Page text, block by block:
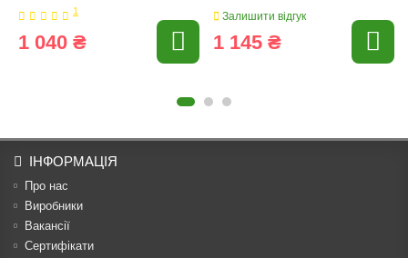
1
1 040 ₴
Залишити відгук
1 145 ₴
ІНФОРМАЦІЯ
Про нас
Виробники
Вакансії
Сертифікати